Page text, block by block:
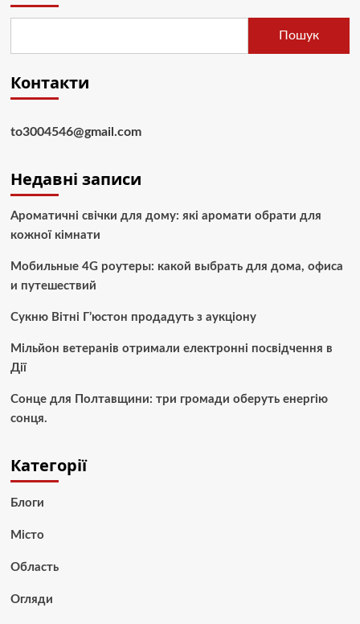
Пошук
Контакти
to3004546@gmail.com
Недавні записи
Ароматичні свічки для дому: які аромати обрати для
кожної кімнати
Мобильные 4G роутеры: какой выбрать для дома, офиса
и путешествий
Сукню Вітні Г’юстон продадуть з аукціону
Мільйон ветеранів отримали електронні посвідчення в
Дії
Сонце для Полтавщини: три громади оберуть енергію
сонця.
Категорії
Блоги
Місто
Область
Огляди